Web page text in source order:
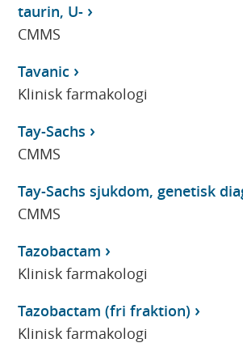
taurin, U-
CMMS
Tavanic
Klinisk farmakologi
Tay-Sachs
CMMS
Tay-Sachs sjukdom, genetisk
CMMS
Tazobactam
Klinisk farmakologi
Tazobactam (fri fraktion)
Klinisk farmakologi